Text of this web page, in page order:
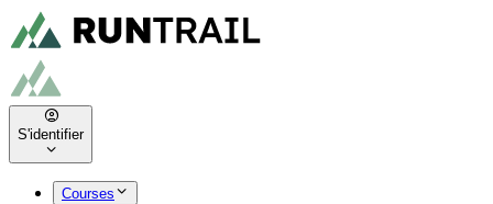
S'identifier
Courses